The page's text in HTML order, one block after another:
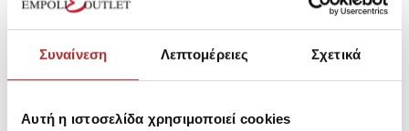
Συναίνεση Λεπτομέρειες Σχετικά
Αυτή η ιστοσελίδα χρησιμοποιεί cookies
Σύνθεση